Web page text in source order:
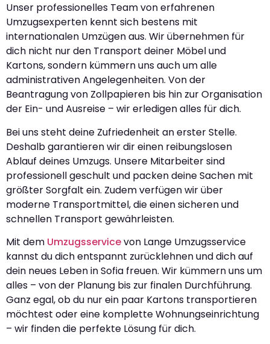
Unser professionelles Team von erfahrenen
Umzugsexperten kennt sich bestens mit
internationalen Umzügen aus. Wir übernehmen für
dich nicht nur den Transport deiner Möbel und
Kartons, sondern kümmern uns auch um alle
administrativen Angelegenheiten. Von der
Beantragung von Zollpapieren bis hin zur Organisation
der Ein- und Ausreise – wir erledigen alles für dich.
Bei uns steht deine Zufriedenheit an erster Stelle.
Deshalb garantieren wir dir einen reibungslosen
Ablauf deines Umzugs. Unsere Mitarbeiter sind
professionell geschult und packen deine Sachen mit
größter Sorgfalt ein. Zudem verfügen wir über
moderne Transportmittel, die einen sicheren und
schnellen Transport gewährleisten.
Mit dem Umzugsservicevon Lange Umzugsservice
kannst du dich entspannt zurücklehnen und dich auf
dein neues Leben in Sofia freuen. Wir kümmern uns um
alles – von der Planung bis zur finalen Durchführung.
Ganz egal, ob du nur ein paar Kartons transportieren
möchtest oder eine komplette Wohnungseinrichtung
– wir finden die perfekte Lösung für dich.